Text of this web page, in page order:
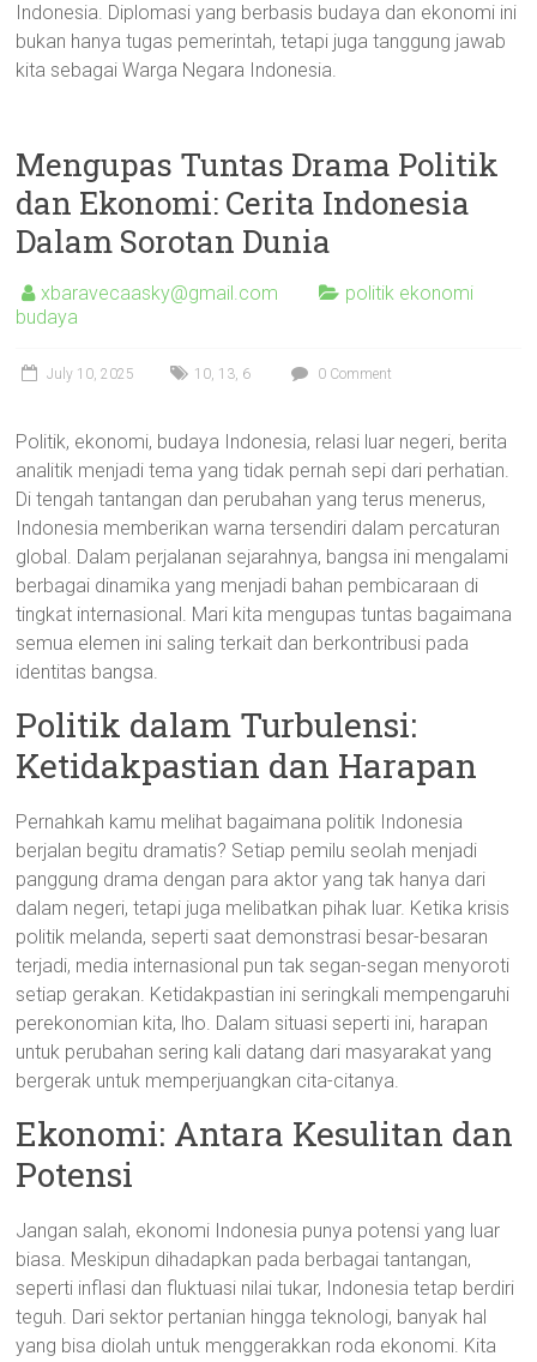
Indonesia. Diplomasi yang berbasis budaya dan ekonomi ini
bukan hanya tugas pemerintah, tetapi juga tanggung jawab
kita sebagai Warga Negara Indonesia.
Mengupas Tuntas Drama Politik
dan Ekonomi: Cerita Indonesia
Dalam Sorotan Dunia
xbaravecaasky@gmail.com
politik ekonomi
budaya
July 10, 2025 10, 13, 6 0 Comment
Politik, ekonomi, budaya Indonesia, relasi luar negeri, berita
analitik menjadi tema yang tidak pernah sepi dari perhatian.
Di tengah tantangan dan perubahan yang terus menerus,
Indonesia memberikan warna tersendiri dalam percaturan
global. Dalam perjalanan sejarahnya, bangsa ini mengalami
berbagai dinamika yang menjadi bahan pembicaraan di
tingkat internasional. Mari kita mengupas tuntas bagaimana
semua elemen ini saling terkait dan berkontribusi pada
identitas bangsa.
Politik dalam Turbulensi:
Ketidakpastian dan Harapan
Pernahkah kamu melihat bagaimana politik Indonesia
berjalan begitu dramatis? Setiap pemilu seolah menjadi
panggung drama dengan para aktor yang tak hanya dari
dalam negeri, tetapi juga melibatkan pihak luar. Ketika krisis
politik melanda, seperti saat demonstrasi besar-besaran
terjadi, media internasional pun tak segan-segan menyoroti
setiap gerakan. Ketidakpastian ini seringkali mempengaruhi
perekonomian kita, lho. Dalam situasi seperti ini, harapan
untuk perubahan sering kali datang dari masyarakat yang
bergerak untuk memperjuangkan cita-citanya.
Ekonomi: Antara Kesulitan dan
Potensi
Jangan salah, ekonomi Indonesia punya potensi yang luar
biasa. Meskipun dihadapkan pada berbagai tantangan,
seperti inflasi dan fluktuasi nilai tukar, Indonesia tetap berdiri
teguh. Dari sektor pertanian hingga teknologi, banyak hal
yang bisa diolah untuk menggerakkan roda ekonomi. Kita